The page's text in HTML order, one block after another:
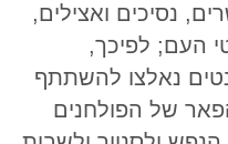
נסיכים ואצילים,
העם; לפיכך,
נאלצו להשתתף
של הפולחנים